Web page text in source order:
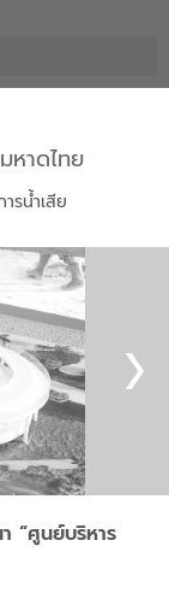
หาดไทย
รน้ำเสีย
“ศูนย์บริหาร